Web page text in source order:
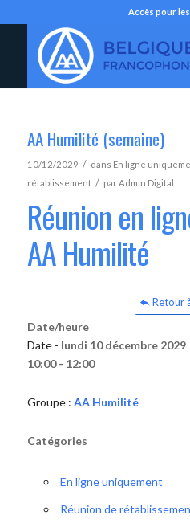
Accès pour
AA Humilité (semaine)
10/12/2029 / dans En ligne
rétablissement / parAdmin Digital
Réunion en
AA Humilité
Retour
Date/heure
Date - lundi 10 décembre 2029
10:00 - 12:00
Groupe : AA Humilité
Catégories
En ligne uniquement
Réunion de